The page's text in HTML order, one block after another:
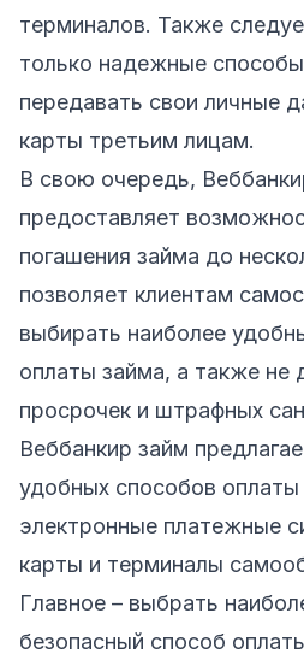
терминалов. Также
только надежные
передавать свои личные
карты третьим лицам.
В свою очередь,
предоставляет
погашения займа до
позволяет клиентам
выбирать наиболее
оплаты займа, а также не
просрочек и штрафных
Веббанкир займ
удобных способов
электронные платежные
карты и терминалы
Главное – выбрать
безопасный способ